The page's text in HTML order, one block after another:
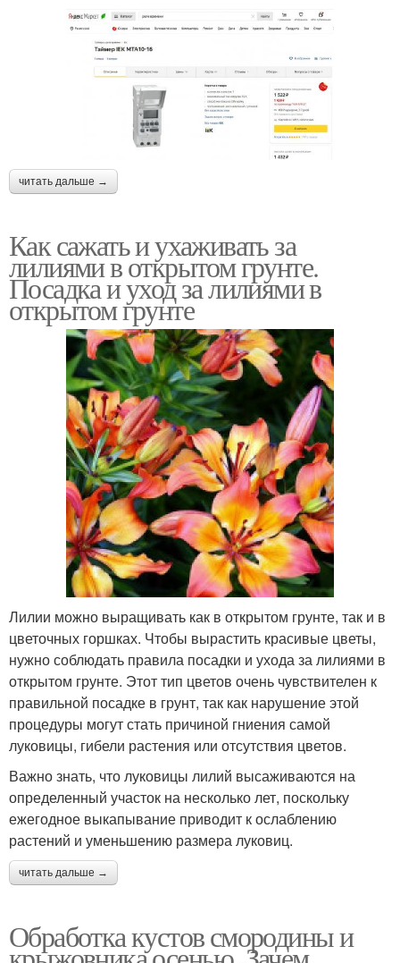
читать дальше →
Как сажать и ухаживать за
лилиями в открытом грунте.
Посадка и уход за лилиями в
открытом грунте
Лилии можно выращивать как в открытом грунте, так и в
цветочных горшках. Чтобы вырастить красивые цветы,
нужно соблюдать правила посадки и ухода за лилиями в
открытом грунте. Этот тип цветов очень чувствителен к
правильной посадке в грунт, так как нарушение этой
процедуры могут стать причиной гниения самой
луковицы, гибели растения или отсутствия цветов.
Важно знать, что луковицы лилий высаживаются на
определенный участок на несколько лет, поскольку
ежегодное выкапывание приводит к ослаблению
растений и уменьшению размера луковиц.
читать дальше →
Обработка кустов смородины и